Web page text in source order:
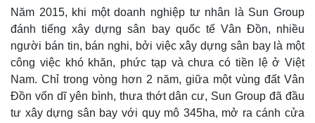
Năm 2015, khi một doanh nghiệp tư nhân là Sun Group
đánh tiếng xây dựng sân bay quốc tế Vân Đồn, nhiều
người bán tin, bán nghi, bởi việc xây dựng sân bay là một
công việc khó khăn, phức tạp và chưa có tiền lệ ở Việt
Nam. Chỉ trong vòng hơn 2 năm, giữa một vùng đất Vân
Đồn vốn dĩ yên bình, thưa thớt dân cư, Sun Group đã đầu
tư xây dựng sân bay với quy mô 345ha, mở ra cánh cửa